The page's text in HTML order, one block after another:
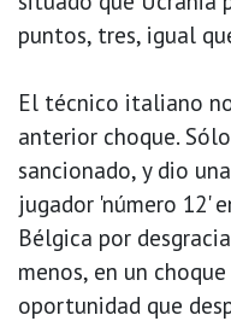
puntos, tres, igual
El técnico italiano
anterior choque.
sancionado, y dio
jugador 'número 12'
Bélgica por
menos, en un
oportunidad que